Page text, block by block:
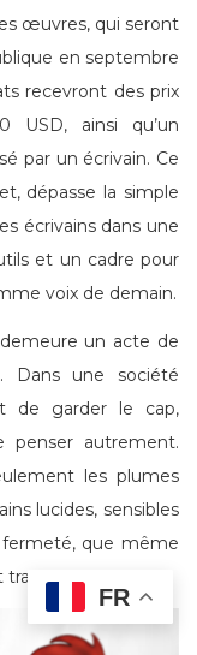
œuvres, qui seront
en septembre
recevront des prix
ainsi qu’un
par un écrivain. Ce
dépasse la simple
écrivains dans une
et un cadre pour
voix de demain.
un acte de
Dans une société
de garder le cap,
penser autrement.
les plumes
lucides, sensibles
que même
FR